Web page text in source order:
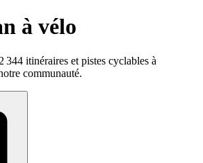
à vélo
344 itinéraires et pistes cyclables à
communauté.